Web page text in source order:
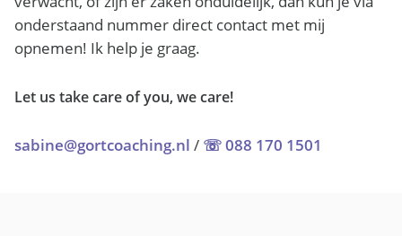
onderstaand nummer direct contact met mij
opnemen! Ik help je graag.
Let us take care of you, we care!
sabine@gortcoaching.nl / ☏ 088 170 1501